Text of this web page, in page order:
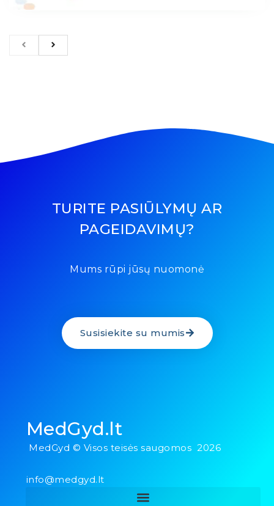
TURITE PASIŪLYMŲ AR
PAGEIDAVIMŲ?
Mums rūpi jūsų nuomonė
Susisiekite su mumis
MedGyd.lt
MedGyd © Visos teisės saugomos 2026
info@medgyd.lt